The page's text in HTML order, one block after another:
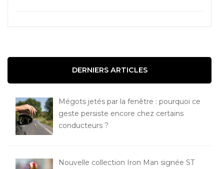
DERNIERS ARTICLES
Mégots jetés par la fenêtre : pourquoi ce
geste persiste encore chez certains
conducteurs ?
Nouvelle collection Iron Man signée ST